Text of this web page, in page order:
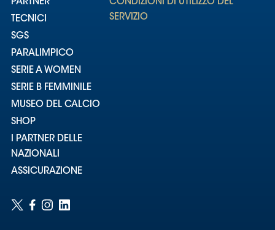
PARTNER
TECNICI
SGS
PARALIMPICO
SERIE A WOMEN
SERIE B FEMMINILE
MUSEO DEL CALCIO
SHOP
I PARTNER DELLE
NAZIONALI
ASSICURAZIONE
CONDIZIONI DI UTILIZZO DEL
SERVIZIO